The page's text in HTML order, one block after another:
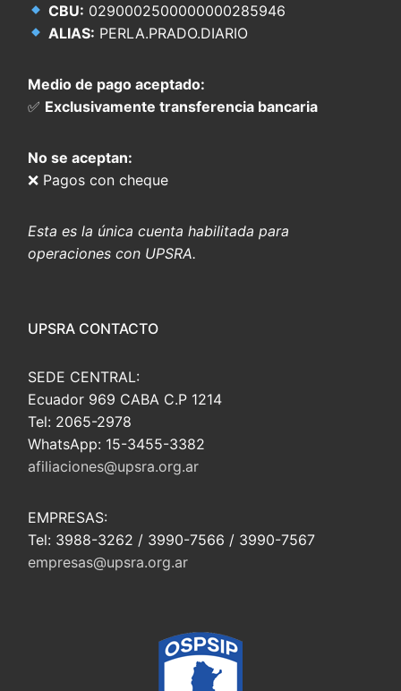
CBU: 0290002500000000285946
ALIAS: PERLA.PRADO.DIARIO
Medio de pago aceptado:
✅ Exclusivamente transferencia bancaria
No se aceptan:
❌ Pagos con cheque
Esta es la única cuenta habilitada para
operaciones con UPSRA.
UPSRA CONTACTO
SEDE CENTRAL:
Ecuador 969 CABA C.P 1214
Tel: 2065-2978
WhatsApp: 15-3455-3382
afiliaciones@upsra.org.ar
EMPRESAS:
Tel: 3988-3262 / 3990-7566 / 3990-7567
empresas@upsra.org.ar